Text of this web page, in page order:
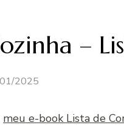
–
2025
meu e-book Lista de